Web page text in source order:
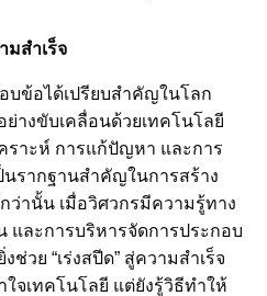
มสำเร็จ
บข้อได้เปรียบสำคัญในโลก
างขับเคลื่อนด้วยเทคโนโลยี
ราะห์ การแก้ปัญหา และการ
นรากฐานสำคัญในการสร้าง
ว่านั้น เมื่อวิศวกรมีความรู้ทาง
และการบริหารจัดการประกอบ
ช่วย “เร่งสปีด” สู่ความสำเร็จ
ใจเทคโนโลยี แต่ยังรู้วิธีทำให้